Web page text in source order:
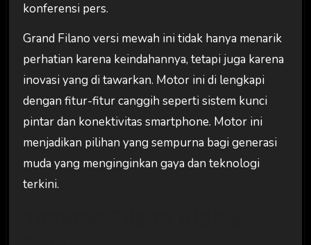
konferensi pers.
Grand Filano versi mewah ini tidak hanya menarik
perhatian karena keindahannya, tetapi juga karena
inovasi yang di tawarkan. Motor ini di lengkapi
dengan fitur-fitur canggih seperti sistem kunci
pintar dan konektivitas smartphone. Motor ini
menjadikan pilihan yang sempurna bagi generasi
muda yang menginginkan gaya dan teknologi
terkini.